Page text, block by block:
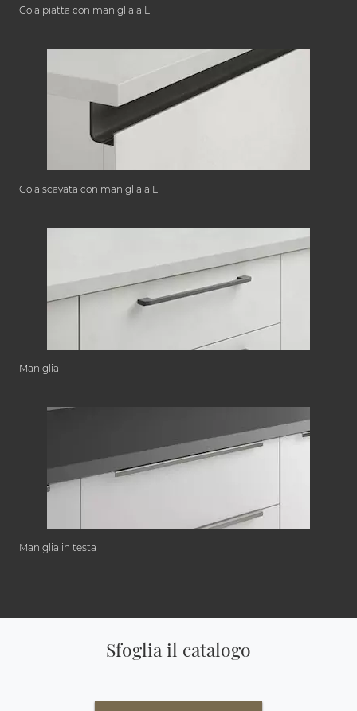
Gola piatta con maniglia a L
Gola scavata con maniglia a L
Maniglia
Maniglia in testa
Sfoglia il catalogo